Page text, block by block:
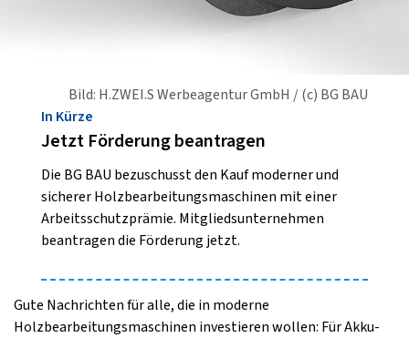
Bild: H.ZWEI.S Werbeagentur GmbH / (c) BG BAU
In Kürze
Jetzt Förderung beantragen
Die BG BAU bezuschusst den Kauf moderner und
sicherer Holzbearbeitungsmaschinen mit einer
Arbeitsschutzprämie. Mitgliedsunternehmen
beantragen die Förderung jetzt.
Gute Nachrichten für alle, die in moderne
Holzbearbeitungsmaschinen investieren wollen: Für Akku-